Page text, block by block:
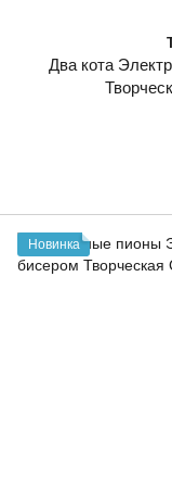
Два кота
Новинка